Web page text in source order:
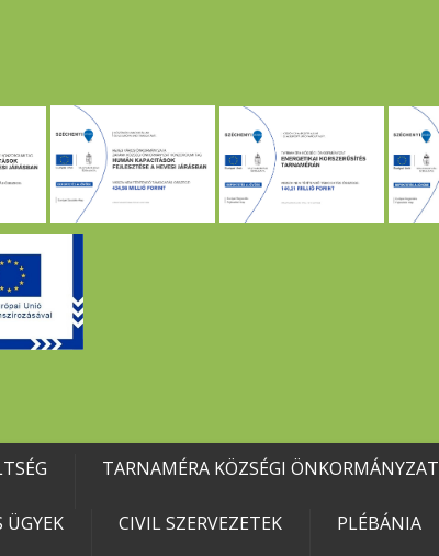
TARNAMÉRA KÖZSÉGI ÖNKORMÁNYZAT
CIVIL SZERVEZETEK PLÉBÁNIA